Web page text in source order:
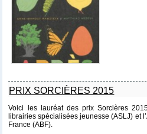
PRIX SORCIÈRES 2015
Voici les lauréat des prix Sorcières
librairies spécialisées jeunesse (ASLJ) et
France (ABF).